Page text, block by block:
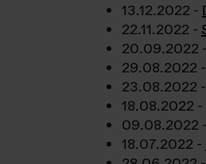
13.12.2022 -
22.11.2022 -
20.09.2022 -
29.08.2022 -
23.08.2022 -
18.08.2022 -
09.08.2022 -
18.07.2022 -